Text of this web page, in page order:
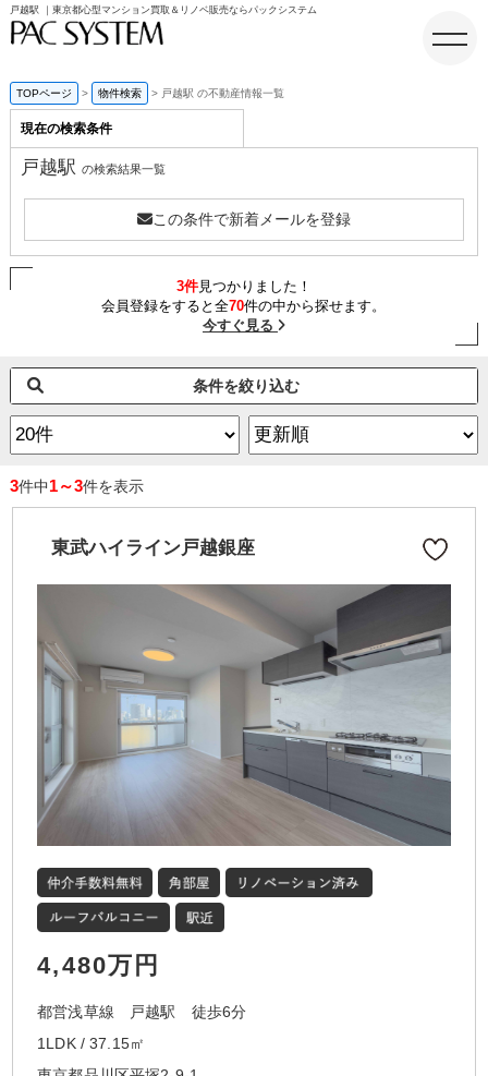
戸越駅 ｜東京都心型マンション買取＆リノベ販売ならパックシステム
TOPページ 物件検索 戸越駅 の不動産情報一覧
現在の検索条件
戸越駅 の検索結果一覧
この条件で新着メールを登録
3件見つかりました！
会員登録をすると全70件の中から探せます。
今すぐ見る
条件を絞り込む
3件中1～3件を表示
東武ハイライン戸越銀座
4,480万円
都営浅草線 戸越駅 徒歩6分
1LDK / 37.15㎡